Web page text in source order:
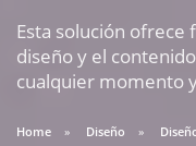
Esta solución
diseño y el
cualquier momento
Home Diseño